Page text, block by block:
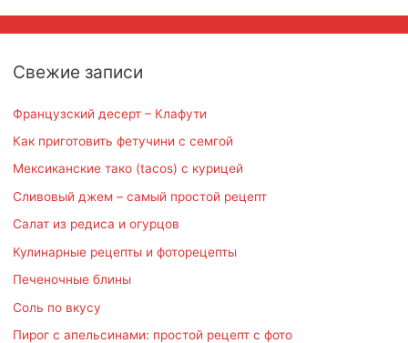
:Свежие записи
Французский десерт – Клафути
Как приготовить фетучини с семгой
Мексиканские тако (tacos) с курицей
Сливовый джем – самый простой рецепт
Салат из редиса и огурцов
Кулинарные рецепты и фоторецепты
Печеночные блины
Соль по вкусу
Пирог с апельсинами: простой рецепт с фото